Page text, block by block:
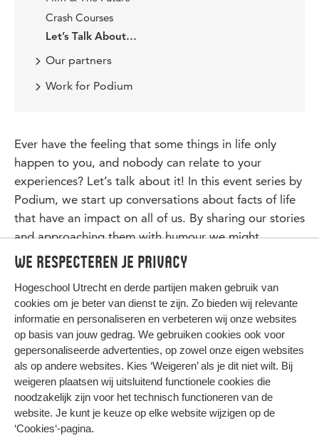
We respecteren je privacy
Hogeschool Utrecht en derde partijen maken gebruik van
cookies om je beter van dienst te zijn. Zo bieden wij relevante
informatie en personaliseren en verbeteren wij onze websites
op basis van jouw gedrag. We gebruiken cookies ook voor
gepersonaliseerde advertenties, op zowel onze eigen websites
als op andere websites. Kies ‘Weigeren’ als je dit niet wilt. Bij
weigeren plaatsen wij uitsluitend functionele cookies die
noodzakelijk zijn voor het technisch functioneren van de
website. Je kunt je keuze op elke website wijzigen op de
‘Cookies‘-pagina.
Crash Courses
Let’s Talk About…
Our partners
Work for Podium
Ever have the feeling that some things in life only
happen to you, and nobody can relate to your
experiences? Let’s talk about it! In this event series by
Podium, we start up conversations about facts of life
that have an impact on all of us. By sharing our stories
and approaching them with humour we might
discover that we have more in common than we think.
HIER KOMT ALLES SAMEN
Privacy
Cookies